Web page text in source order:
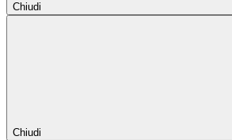
Chiudi
Chiudi